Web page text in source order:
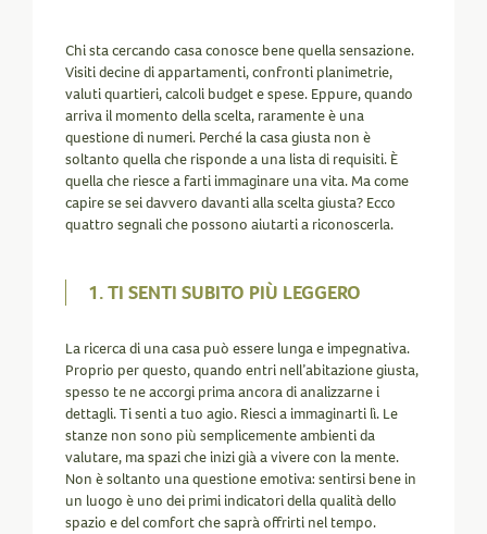
Chi sta cercando casa conosce bene quella sensazione.
Visiti decine di appartamenti, confronti planimetrie,
valuti quartieri, calcoli budget e spese. Eppure, quando
arriva il momento della scelta, raramente è una
questione di numeri. Perché la casa giusta non è
soltanto quella che risponde a una lista di requisiti. È
quella che riesce a farti immaginare una vita. Ma come
capire se sei davvero davanti alla scelta giusta? Ecco
quattro segnali che possono aiutarti a riconoscerla.
1. TI SENTI SUBITO PIÙ LEGGERO
La ricerca di una casa può essere lunga e impegnativa.
Proprio per questo, quando entri nell’abitazione giusta,
spesso te ne accorgi prima ancora di analizzarne i
dettagli. Ti senti a tuo agio. Riesci a immaginarti lì. Le
stanze non sono più semplicemente ambienti da
valutare, ma spazi che inizi già a vivere con la mente.
Non è soltanto una questione emotiva: sentirsi bene in
un luogo è uno dei primi indicatori della qualità dello
spazio e del comfort che saprà offrirti nel tempo.